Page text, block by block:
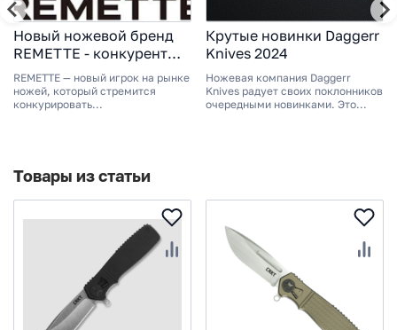
Новый ножевой бренд
REMETTE - конкурент
WE Knife или безликий
проходняк?
Разбираемся на
REMETTE — новый игрок на рынке
ножей, который стремится
конкурировать...
Крутые новинки Daggerr
Knives 2024
Ножевая компания Daggerr
Knives радует своих поклонников
очередными новинками. Это...
Товары из статьи